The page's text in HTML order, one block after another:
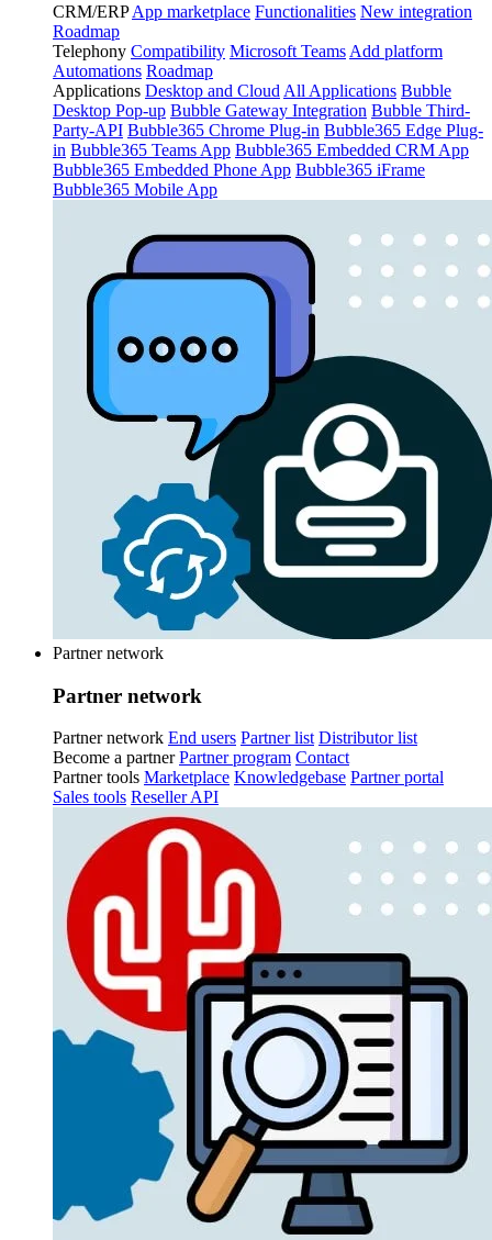
CRM/ERP App marketplace Functionalities New integration
Roadmap
Telephony Compatibility Microsoft Teams Add platform
Automations Roadmap
Applications Desktop and Cloud All Applications Bubble
Desktop Pop-up Bubble Gateway Integration Bubble Third-
Party-API Bubble365 Chrome Plug-in Bubble365 Edge Plug-
in Bubble365 Teams App Bubble365 Embedded CRM App
Bubble365 Embedded Phone App Bubble365 iFrame
Bubble365 Mobile App
Partner network
Partner network
Partner network End users Partner list Distributor list
Become a partner Partner program Contact
Partner tools Marketplace Knowledgebase Partner portal
Sales tools Reseller API